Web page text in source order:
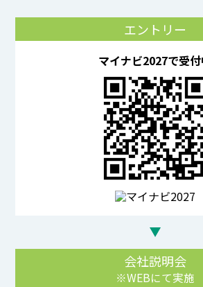
エントリー
マイナビ2027で受付
会社説明会
※WEBにて実施